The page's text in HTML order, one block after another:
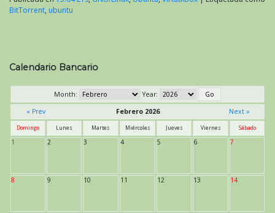
BitTorrent, ubuntu
Calendario Bancario
Month:
Year:
« Prev
Febrero 2026 Next »
Domingo Lunes Martes Miércoles Jueves Viernes Sábado
1 2 3 4 5 6 7
8 9 10 11 12 13 14